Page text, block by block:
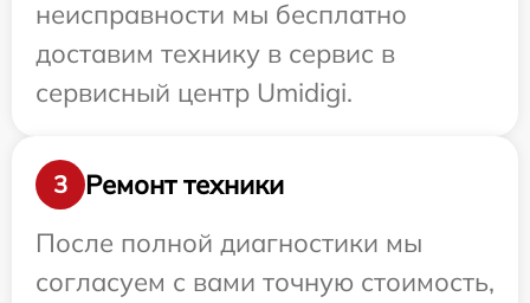
неисправности мы бесплатно
доставим технику в сервис в
сервисный центр Umidigi.
3
Ремонт техники
После полной диагностики мы
согласуем с вами точную стоимость,